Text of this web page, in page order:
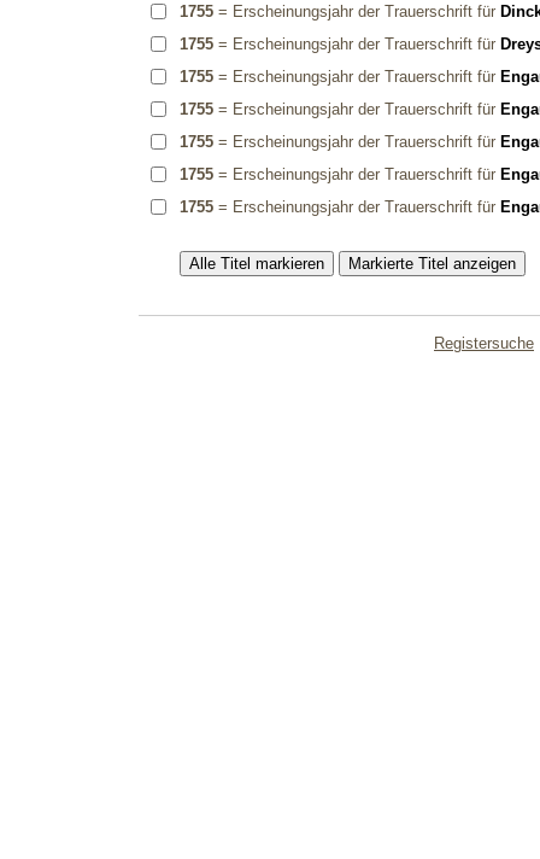
1755= Erscheinungsjahr der Trauerschrift für
1755= Erscheinungsjahr der Trauerschrift für
1755= Erscheinungsjahr der Trauerschrift für
1755= Erscheinungsjahr der Trauerschrift für
1755= Erscheinungsjahr der Trauerschrift für
1755= Erscheinungsjahr der Trauerschrift für
1755= Erscheinungsjahr der Trauerschrift für
Registersuche